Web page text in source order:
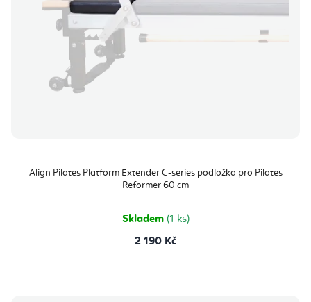
Align Pilates Platform Extender C-series podložka pro Pilates
Reformer 60 cm
Skladem (1 ks)
2 190 Kč